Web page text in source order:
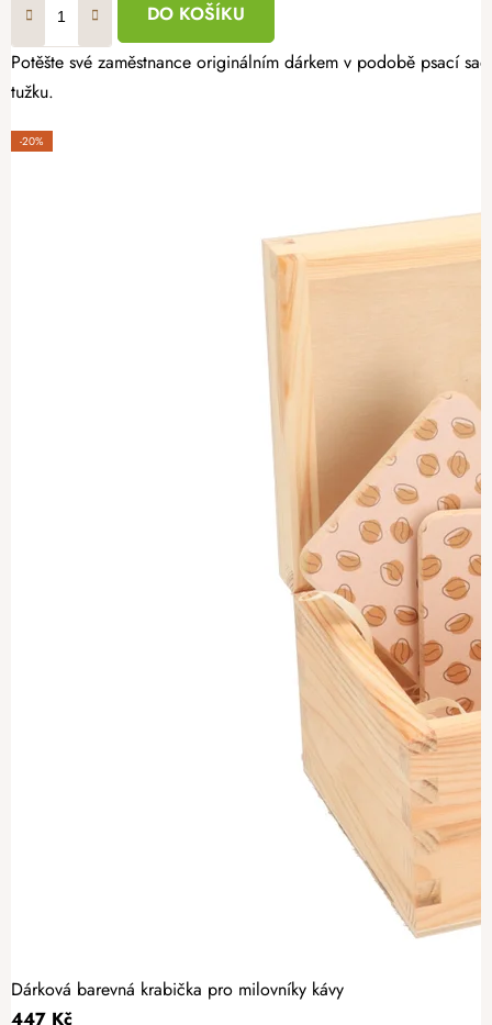
DO KOŠÍKU
Potěšte své zaměstnance originálním dárkem v podobě psací
tužku.
-20%
Dárková barevná krabička pro milovníky kávy
447 Kč